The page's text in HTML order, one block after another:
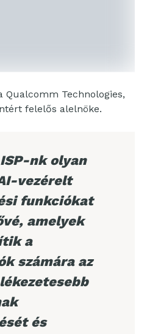
Qualcomm Technologies,
felelős alelnöke.
nk olyan
vezérelt
funkciókat
amelyek
a
számára az
és